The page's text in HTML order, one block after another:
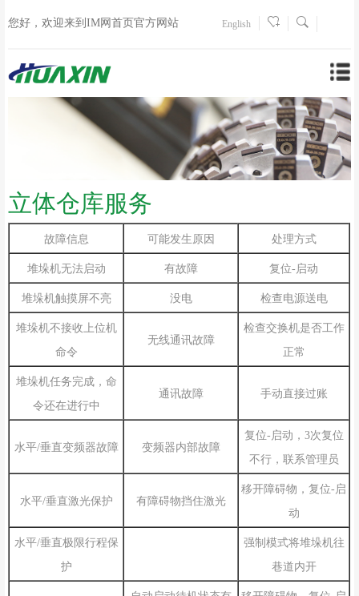
您好，欢迎来到IM网首页官方网站 English
立体仓库服务
故障信息 可能发生原因 处理方式
堆垛机无法启动 有故障 复位-启动
堆垛机触摸屏不亮 没电 检查电源送电
堆垛机不接收上位机
命令
无线通讯故障
检查交换机是否工作
正常
堆垛机任务完成，命
令还在进行中
通讯故障 手动直接过账
水平/垂直变频器故障 变频器内部故障
复位-启动，3次复位
不行，联系管理员
水平/垂直激光保护 有障碍物挡住激光
移开障碍物，复位-启
动
水平/垂直极限行程保
护
强制模式将堆垛机往
巷道内开